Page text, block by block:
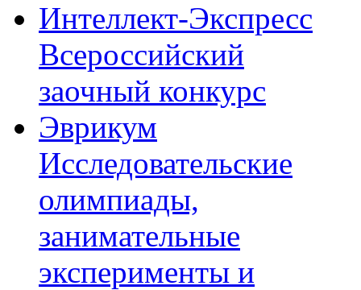
Интеллект-Экспресс
Всероссийский
заочный конкурс
Эврикум
Исследовательские
олимпиады,
занимательные
эксперименты и